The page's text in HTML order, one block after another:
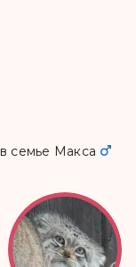
в семье Макса